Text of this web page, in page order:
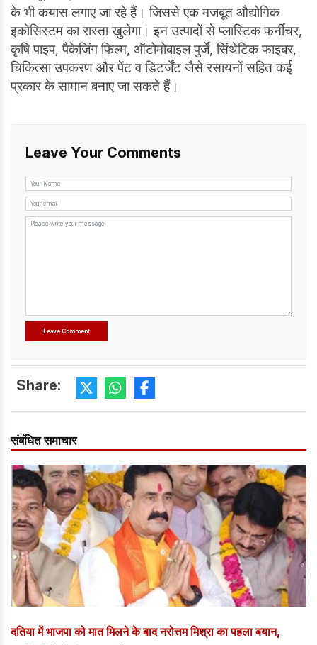
के भी कयास लगाए जा रहे हैं। जिससे एक मजबूत औद्योगिक
इकोसिस्टम का रास्ता खुलेगा। इन उत्पादों से प्लास्टिक फर्नीचर,
कृषि पाइप, पैकेजिंग फिल्म, ऑटोमोबाइल पुर्जे, सिंथेटिक फाइबर,
चिकित्सा उपकरण और पेंट व डिटर्जेंट जैसे रसायनों सहित कई
प्रकार के सामान बनाए जा सकते हैं।
Leave Your Comments
Share:
संबंधित समाचार
दतिया में भाजपा को मात मिलने के बाद नरोत्तम मिश्रा का पहला बयान,